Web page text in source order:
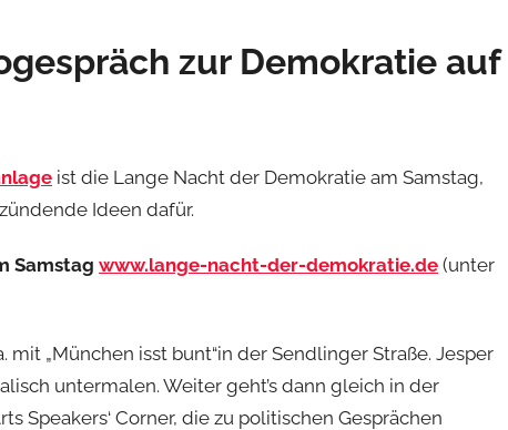
zur Demokratie auf
ist die Lange Nacht der Demokratie am Samstag,
Ideen dafür.
Samstag www.lange-nacht-der-demokratie.de (unter
mit „München isst bunt“in der Sendlinger Straße. Jesper
untermalen. Weiter geht’s dann gleich in der
Speakers‘ Corner, die zu politischen Gesprächen